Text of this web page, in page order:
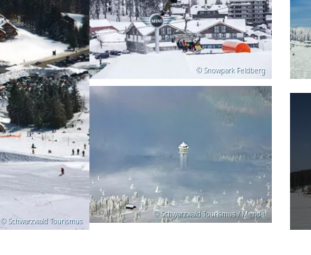
© Schwarzwald Tourismus
© Snowpark Feldberg
© Schwarzwald Tourismus / Mende